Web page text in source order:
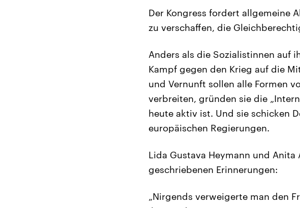
Der Kongress fordert allgemeine
zu verschaffen, die
Anders als die Sozialistinnen auf
Kampf gegen den Krieg auf die
und Vernunft sollen alle Formen
verbreiten, gründen sie die
heute aktiv ist. Und sie schicken
europäischen Regierungen.
Lida Gustava Heymann und
geschriebenen Erinnerungen:
„Nirgends verweigerte man den